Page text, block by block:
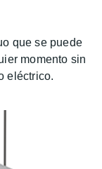
que se puede
momento sin
eléctrico.